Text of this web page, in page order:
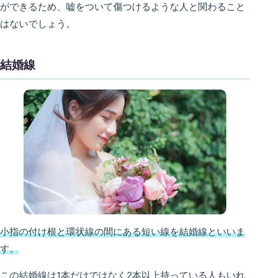
ができるため、嘘をついて傷つけるような人と関わること
はないでしょう。
結婚線
小指の付け根と環状線の間にある短い線を結婚線といいま
す。
この結婚線は1本だけではなく2本以上持っている人もいれ